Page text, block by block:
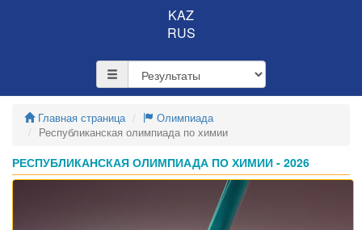
KAZ
RUS
Главная страница
Олимпиада
Республиканская олимпиада по химии
РЕСПУБЛИКАНСКАЯ ОЛИМПИАДА ПО ХИМИИ - 2026